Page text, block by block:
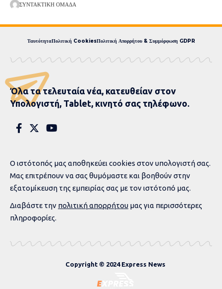
ΣΥΝΤΑΚΤΙΚΉ ΟΜΆΔΑ
ΤαυτότηταΠολιτική CookiesΠολιτική Απορρήτου & Συμμόρφωση GDPR
Όλα τα τελευταία νέα, κατευθείαν στον
Υπολογιστή, Tablet, κινητό σας τηλέφωνο.
Ο ιστότοπός μας αποθηκεύει cookies στον υπολογιστή σας.
Μας επιτρέπουν να σας θυμόμαστε και βοηθούν στην
εξατομίκευση της εμπειρίας σας με τον ιστότοπό μας.
Διαβάστε την πολιτική απορρήτου μας για περισσότερες
πληροφορίες.
Copyright © 2024 Express News